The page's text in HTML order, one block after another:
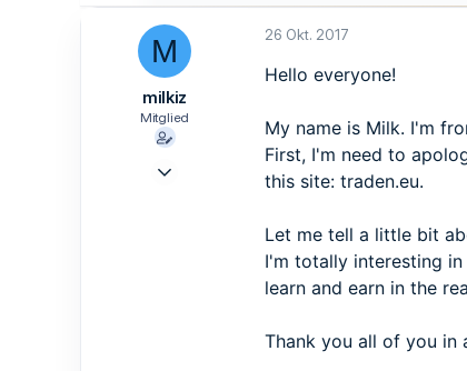
e
t
a
m
M
milkiz
Mitglied
26 Okt. 2017
Hello everyone!
My name is Milk. I'm
First, I'm need to
this site: traden.eu.
Let me tell a little bit
I'm totally interesting
learn and earn in the
Thank you all of you in